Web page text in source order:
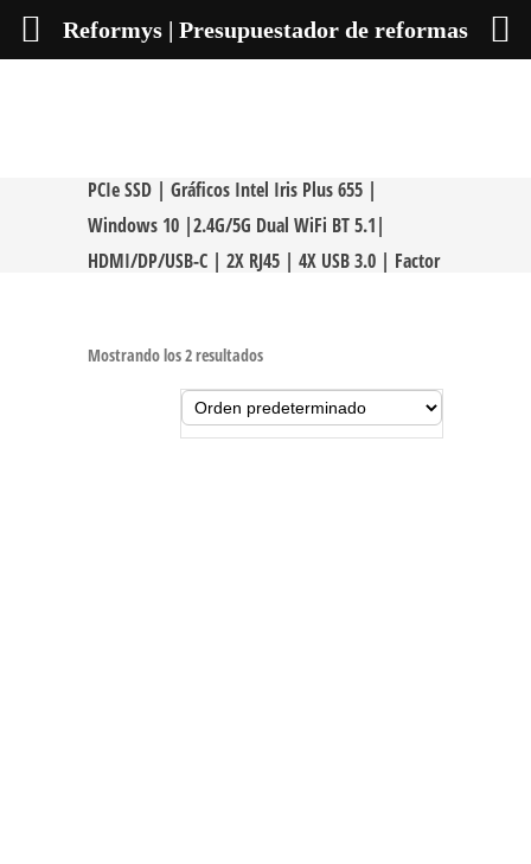
PCIe SSD | Gráficos Intel Iris Plus 655 |
Windows 10 |2.4G/5G Dual WiFi BT 5.1|
HDMI/DP/USB-C | 2X RJ45 | 4X USB 3.0 | Factor
Mostrando los 2 resultados
Reformys | Presupuestador de reformas